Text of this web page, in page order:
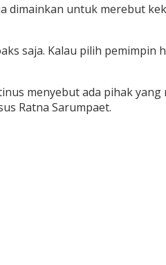
dimainkan untuk merebut
saja. Kalau pilih pemimpin
menyebut ada pihak
Ratna Sarumpaet.